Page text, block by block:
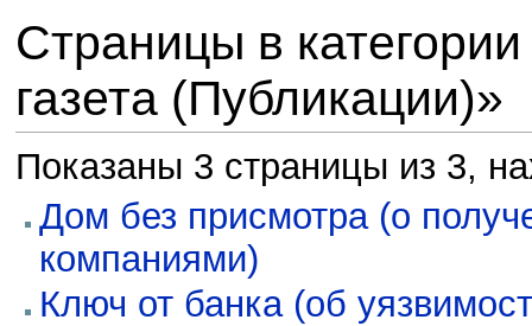
Страницы в
газета (Публикации)»
Показаны 3 страницы из 3,
Дом без присмотра (о
компаниями)
Ключ от банка (об